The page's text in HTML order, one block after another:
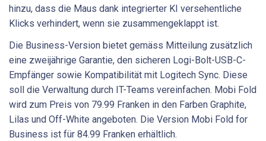
hinzu, dass die Maus dank integrierter KI versehentliche
Klicks verhindert, wenn sie zusammengeklappt ist.
Die Business-Version bietet gemäss Mitteilung zusätzlich
eine zweijährige Garantie, den sicheren Logi-Bolt-USB-C-
Empfänger sowie Kompatibilität mit Logitech Sync. Diese
soll die Verwaltung durch IT-Teams vereinfachen. Mobi Fold
wird zum Preis von 79.99 Franken in den Farben Graphite,
Lilas und Off-White angeboten. Die Version Mobi Fold for
Business ist für 84.99 Franken erhältlich.